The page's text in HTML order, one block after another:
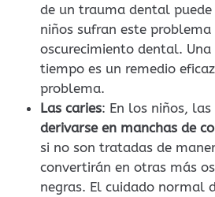
de un trauma dental puede
niños sufran este
oscurecimiento dental. Una
tiempo es un remedio
problema.
Las caries: En los niños, las
derivarse en manchas de
si no son tratadas de
convertirán en otras más
negras. El cuidado normal